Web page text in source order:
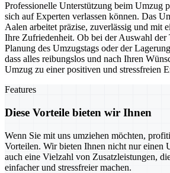
Professionelle Unterstützung beim Umzug
sich auf Experten verlassen können. Das
Aalen arbeitet präzise, zuverlässig und mit
Ihre Zufriedenheit. Ob bei der Auswahl der
Planung des Umzugstags oder der
dass alles reibungslos und nach Ihren
Umzug zu einer positiven und stressfreien
Features
Diese Vorteile bieten wir Ihnen
Wenn Sie mit uns umziehen möchten,
Vorteilen. Wir bieten Ihnen nicht nur einen
auch eine Vielzahl von Zusatzleistungen,
einfacher und stressfreier machen.